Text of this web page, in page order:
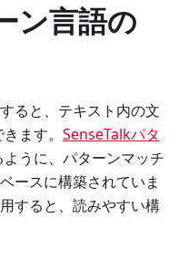
ン言語の
ると、テキスト内の文
ます。 SenseTalkパタ
うに、パターンマッチ
ースに構築されていま
すると、読みやすい構